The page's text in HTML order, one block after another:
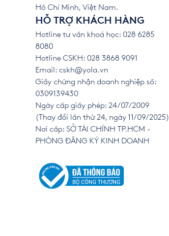
Hồ Chí Minh, Việt Nam.
HỖ TRỢ KHÁCH HÀNG
Hotline tư vấn khoá học: 028 6285
8080
Hotline CSKH: 028 3868 9091
Email: cskh@yola.vn
Giấy chứng nhận doanh nghiệp số:
0309139430
Ngày cấp giấy phép: 24/07/2009
(Thay đổi lần thứ 24, ngày 11/09/2025)
Nơi cấp: SỞ TÀI CHÍNH TP.HCM -
PHÒNG ĐĂNG KÝ KINH DOANH